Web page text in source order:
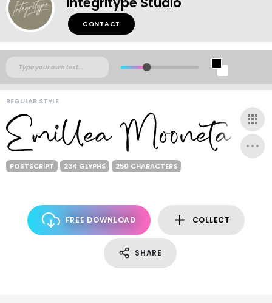
CONTACT
REGULAR STYLE
POSTSCRIPT 234 GLYPHS 250 CHARACTERS
FREE DOWNLOAD COLLECT
SHARE